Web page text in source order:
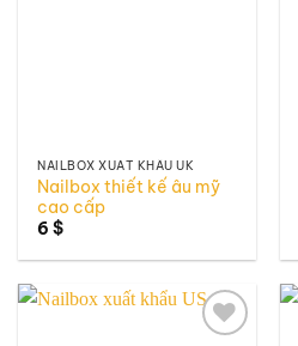
NAILBOX XUẤT KHẨU UK
Nailbox thiết kế âu mỹ
cao cấp
6$